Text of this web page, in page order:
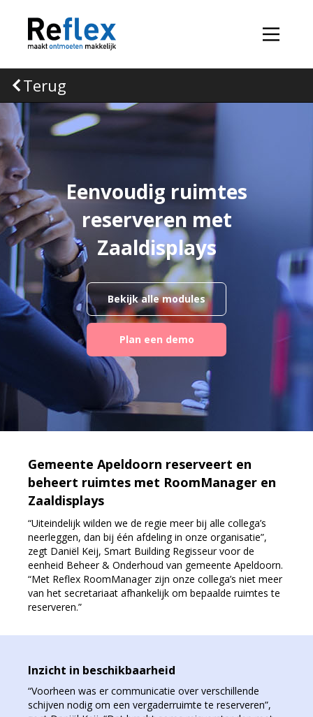
Terug
Eenvoudig ruimtes
reserveren met
Zaaldisplays
Bekijk alle modules
Plan een demo
Gemeente Apeldoorn reserveert en
beheert ruimtes met RoomManager en
Zaaldisplays
“Uiteindelijk wilden we de regie meer bij alle collega’s
neerleggen, dan bij één afdeling in onze organisatie”,
zegt Daniël Keij, Smart Building Regisseur voor de
eenheid Beheer & Onderhoud van gemeente Apeldoorn.
“Met Reflex RoomManager zijn onze collega’s niet meer
van het secretariaat afhankelijk om bepaalde ruimtes te
reserveren.”
Inzicht in beschikbaarheid
“Voorheen was er communicatie over verschillende
schijven nodig om een vergaderruimte te reserveren”,